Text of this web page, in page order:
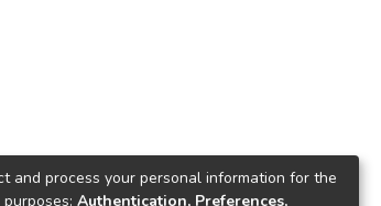
and process your personal information for the
Authentication, Preferences,